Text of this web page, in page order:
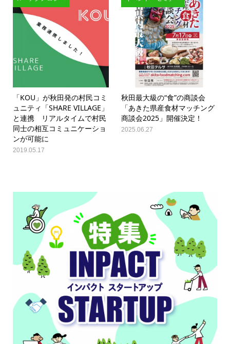
「KOU」が秋田発の村民コミ
ュニティ「SHARE VILLAGE」
と連携 リアルタイムで村民
同士の相互コミュニケーショ
ンが可能に
2019.05.17
秋田最大級の“食”の商談会
「あきた県産食材マッチング
商談会2025」開催決定！
2025.06.27